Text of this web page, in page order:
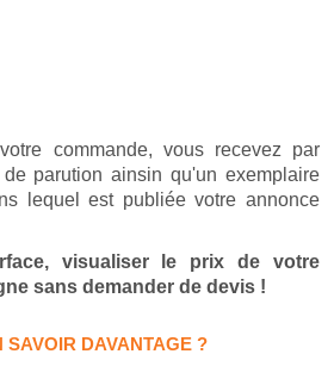
commande, vous recevez par
parution ainsin qu'un exemplaire
lequel est publiée votre annonce
visualiser le prix de votre
sans demander de devis !
SAVOIR DAVANTAGE ?